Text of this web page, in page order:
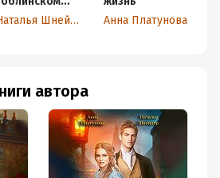
Наталья Шнейдер
Анна Платунова
автора